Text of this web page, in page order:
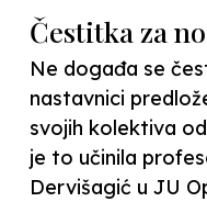
Čestitka za
Ne događa se
nastavnici
svojih kolektiva
je to učinila
Dervišagić u JU